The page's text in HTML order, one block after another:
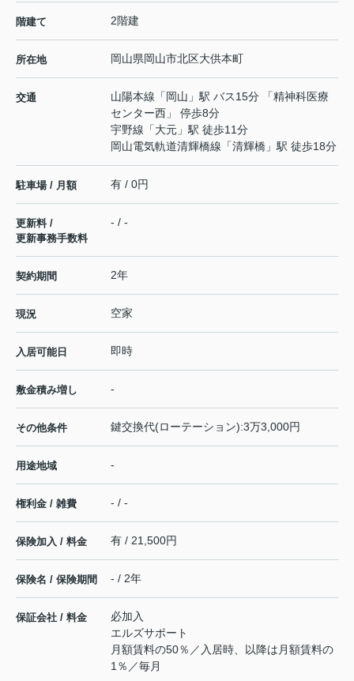
階建て 2階建
所在地 岡山県岡山市北区大供本町
交通 山陽本線 「 岡山 」駅 バス15分 「精神科医療
センター西」 停歩8分
宇野線 「大元 」駅 徒歩11分
岡山電気軌道清輝橋線 「清輝橋 」駅 徒歩18分
駐車場 / 月額 有 / 0円
更新料 /
更新事務手数料
- / -
契約期間 2年
現況 空家
入居可能日 即時
敷金積み増し -
その他条件 鍵交換代(ローテーション):3万3,000円
用途地域 -
権利金 / 雑費 - / -
保険加入 / 料金 有 / 21,500円
保険名 / 保険期間 - / 2年
保証会社 / 料金
必加入
エルズサポート
月額賃料の50％／入居時、以降は月額賃料の
1％／毎月